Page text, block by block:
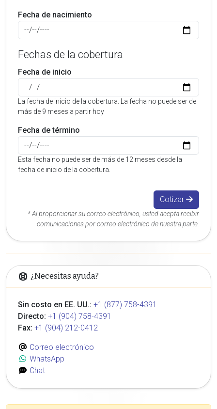
Fecha de nacimiento
Fechas de la cobertura
Fecha de inicio
La fecha de inicio de la cobertura. La fecha no puede ser de
más de 9 meses a partir hoy
Fecha de término
Esta fecha no puede ser de más de 12 meses desde la
fecha de inicio de la cobertura.
Cotizar
* Al proporcionar su correo electrónico, usted acepta recibir
comunicaciones por correo electrónico de nuestra parte.
¿Necesitas ayuda?
Sin costo en EE. UU.: +1 (877) 758-4391
Directo: +1 (904) 758-4391
Fax: +1 (904) 212-0412
Correo electrónico
WhatsApp
Chat